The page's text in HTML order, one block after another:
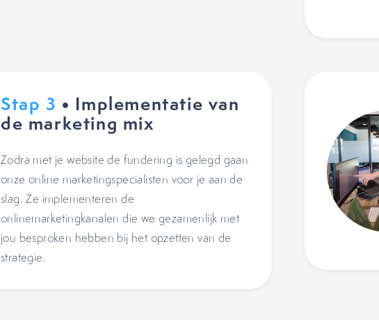
Stap 3 • Implementatie van
de marketing mix
Zodra met je website de fundering is gelegd gaan
onze online marketingspecialisten voor je aan de
slag. Ze implementeren de
onlinemarketingkanalen die we gezamenlijk met
jou besproken hebben bij het opzetten van de
strategie.